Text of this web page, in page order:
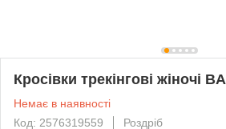
Кросівки трекінгові жіночі
Немає в наявності
Код: 2576319559
Роздріб